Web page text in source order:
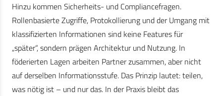
Hinzu kommen Sicherheits- und Compliancefragen.
Rollenbasierte Zugriffe, Protokollierung und der Umgang mit
klassifizierten Informationen sind keine Features für
„später“, sondern prägen Architektur und Nutzung. In
föderierten Lagen arbeiten Partner zusammen, aber nicht
auf derselben Informationsstufe. Das Prinzip lautet: teilen,
was nötig ist – und nur das. In der Praxis bleibt das